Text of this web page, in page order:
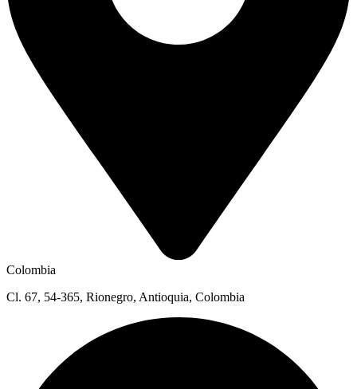
Colombia
Cl. 67, 54-365, Rionegro, Antioquia, Colombia